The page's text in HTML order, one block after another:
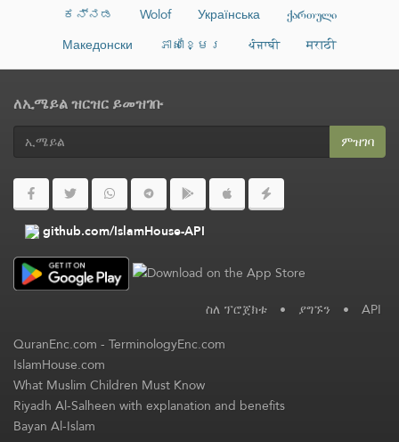
ಕನ್ನಡ
Wolof Українська
ქართული
Македонски
ភាសាខ្មែរ ਪੰਜਾਬੀ मराठी
ለኢሜይል ዝርዝር ይመዝገቡ
ምዝገባ
github.com/IslamHouse-API
ስለ ፕሮጀክቱ • ያግኙን • API
QuranEnc.com-TerminologyEnc.com
IslamHouse.com
What Muslim Children Must Know
Riyadh Al-Salheen with explanation and benefits
Bayan Al-Islam